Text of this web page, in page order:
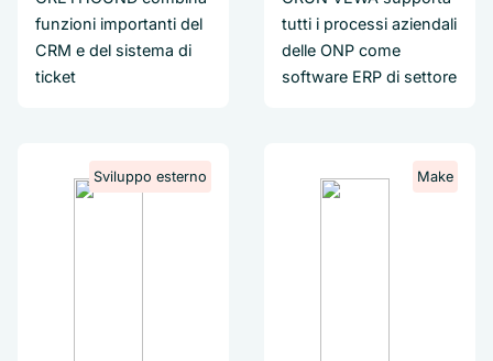
funzioni importanti del
CRM e del sistema di
ticket
tutti i processi aziendali
delle ONP come
software ERP di settore
Sviluppo esterno Make